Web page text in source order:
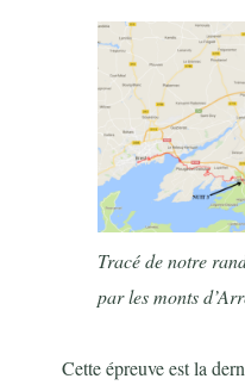
Tracé de notre
par les monts
Cette épreuve est la